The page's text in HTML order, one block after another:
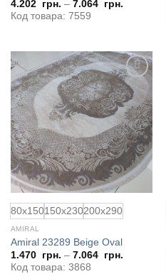
4.202 грн. – 7.064 грн.
Код товара: 7559
Добавить
в
избранное
80x150150x230200x290
AMIRAL
Amiral 23289 Beige Oval
1.470 грн. – 7.064 грн.
Код товара: 3868